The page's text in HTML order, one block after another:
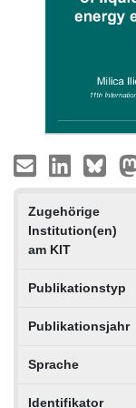
Zugehörige
Institution(en)
am KIT
Publikationstyp
Publikationsjahr
Sprache
Identifikator